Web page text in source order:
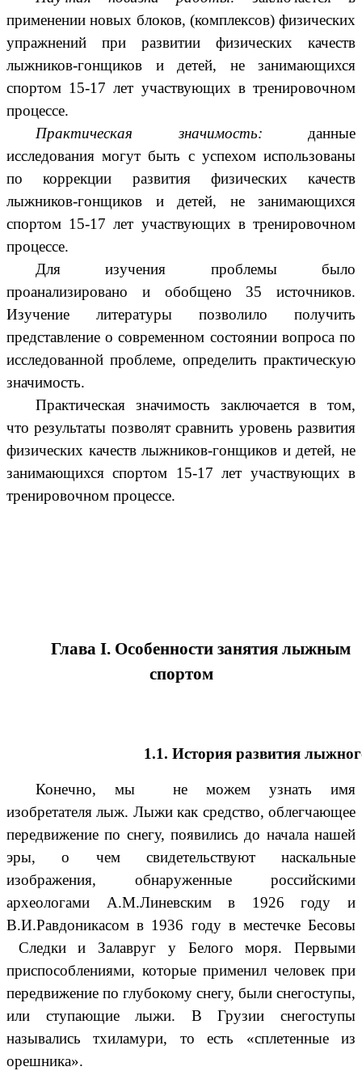
применении новых блоков, (комплексов) физических
упражнений при развитии физических качеств
лыжников-гонщиков и детей, не занимающихся
спортом 15-17 лет участвующих в тренировочном
процессе.
Практическая значимость: данные
исследования могут быть с успехом использованы
по коррекции развития физических качеств
лыжников-гонщиков и детей, не занимающихся
спортом 15-17 лет участвующих в тренировочном
процессе.
Для изучения проблемы было
проанализировано и обобщено 35 источников.
Изучение литературы позволило получить
представление о современном состоянии вопроса по
исследованной проблеме, определить практическую
значимость.
Практическая значимость заключается в том,
что результаты позволят сравнить уровень развития
физических качеств лыжников-гонщиков и детей, не
занимающихся спортом 15-17 лет участвующих в
тренировочном процессе.
Глава I. Особенности занятия лыжным
спортом
1.1. История развития лыжного
Конечно, мы не можем узнать имя
изобретателя лыж. Лыжи как средство, облегчающее
передвижение по снегу, появились до начала нашей
эры, о чем свидетельствуют наскальные
изображения, обнаруженные российскими
археологами А.М.Линевским в 1926 году и
В.И.Равдоникасом в 1936 году в местечке Бесовы
Следки и Залавруг у Белого моря. Первыми
приспособлениями, которые применил человек при
передвижение по глубокому снегу, были снегоступы,
или ступающие лыжи. В Грузии снегоступы
назывались тхиламури, то есть «сплетенные из
орешника».